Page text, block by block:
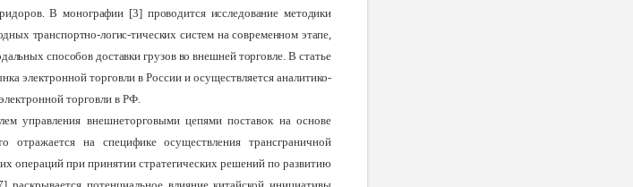
В монографии [3] проводится исследование методики
транспортно-логис-тических систем на современном этапе,
способов доставки грузов во внешней торговле.В статье
электронной торговли в России и осуществляется аналитико-
торговли в РФ.
управления внешнеторговыми цепями поставок на основе
отражается на специфике осуществления трансграничной
операций при принятии стратегических решений по развитию